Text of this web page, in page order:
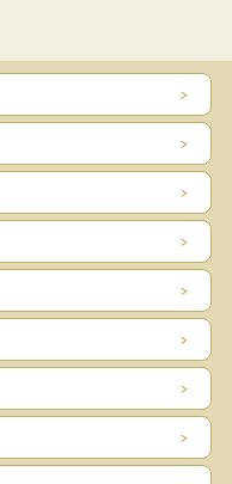
など。
境下で扱われるウェアなどな
れる方など、またこれからミ
・予備針・リッパ―・ブラシ・